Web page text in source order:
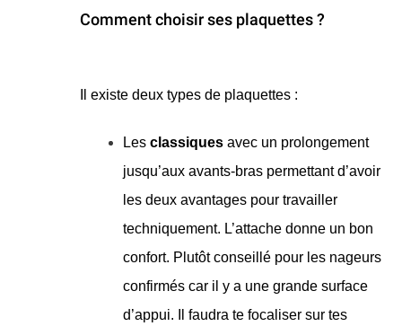
Comment choisir ses plaquettes ?
​Il existe deux types de plaquettes :
Les classiquesavec un prolongement
jusqu’aux avants-bras permettant d’avoir
les deux avantages pour travailler
techniquement. L’attache donne un bon
confort. Plutôt conseillé pour les nageurs
confirmés car il y a une grande surface
d’appui. Il faudra te focaliser sur tes